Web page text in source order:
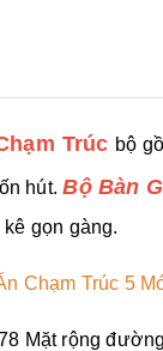
Trúc bộ
hút.Bộ Bàn
gọn gàng.
Chạm Trúc 5
Mặt rộng